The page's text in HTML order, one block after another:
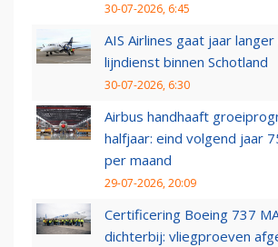
30-07-2026, 6:45
AIS Airlines gaat jaar
lijndienst binnen Schotland
30-07-2026, 6:30
Airbus handhaaft
halfjaar: eind volgend jaar
per maand
29-07-2026, 20:09
Certificering Boeing 737
dichterbij: vliegproeven